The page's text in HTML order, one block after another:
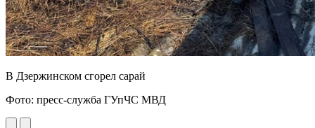
В Дзержинском сгорел сарай
Фото: пресс-служба ГУпЧС МВД